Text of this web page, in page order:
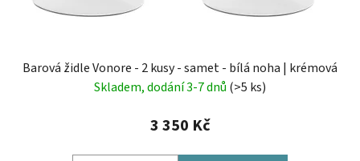
Barová židle Vonore - 2 kusy - samet - bílá noha | krémová
Skladem, dodání 3-7 dnů (>5 ks)
3 350 Kč